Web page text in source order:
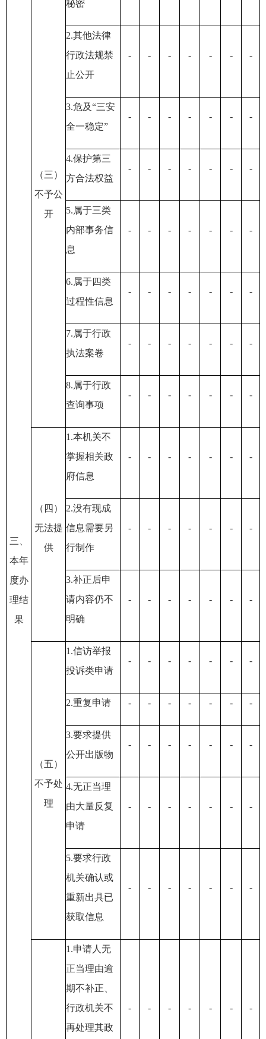
三、
本年
度办
理结
果
（三）
不予公
开
秘密
2.其他法律
行政法规禁
止公开
- - - - - - -
3.危及“三安
全一稳定”
- - - - - - -
4.保护第三
方合法权益
- - - - - - -
5.属于三类
内部事务信
息
- - - - - - -
6.属于四类
过程性信息
- - - - - - -
7.属于行政
执法案卷
- - - - - - -
8.属于行政
查询事项
- - - - - - -
（四）
无法提
供
1.本机关不
掌握相关政
府信息
- - - - - - -
2.没有现成
信息需要另
行制作
- - - - - - -
3.补正后申
请内容仍不
明确
- - - - - - -
（五）
不予处
理
1.信访举报
投诉类申请
- - - - - - -
2.重复申请 - - - - - - -
3.要求提供
公开出版物
- - - - - - -
4.无正当理
由大量反复
申请
- - - - - - -
5.要求行政
机关确认或
重新出具已
获取信息
- - - - - - -
1.申请人无
正当理由逾
期不补正、
行政机关不
再处理其政
- - - - - - -